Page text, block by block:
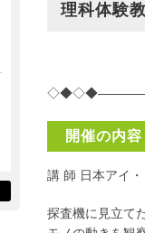
理科体験
開催の内容
講 師 日本アイ
探査機に見立て